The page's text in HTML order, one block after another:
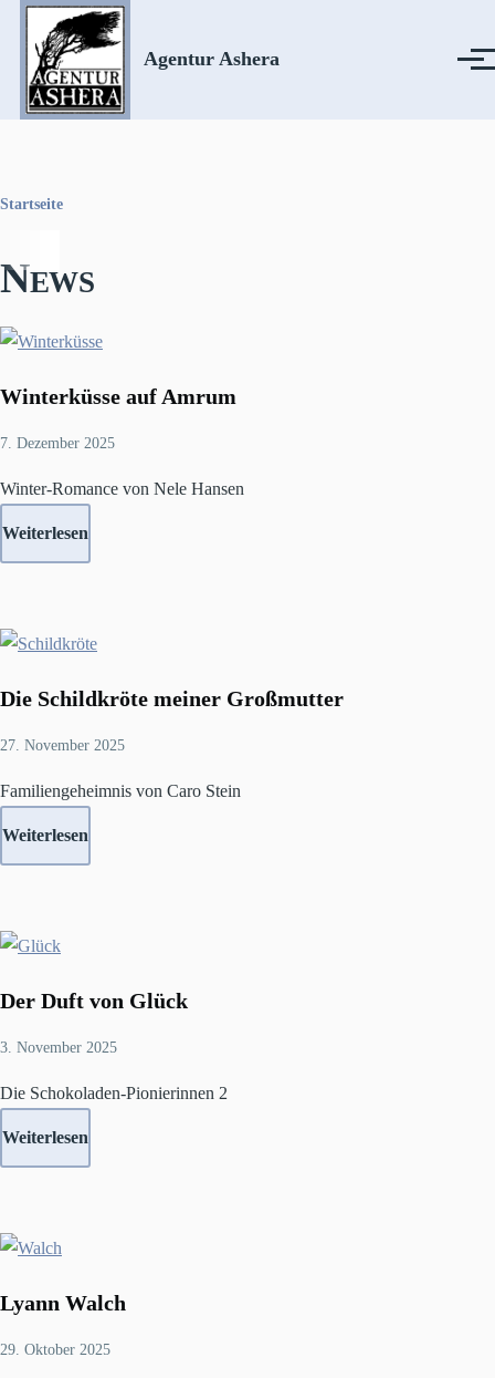
Direkt zum Inhalt
Agentur Ashera Menü
Startseite
News
Winterküsse auf Amrum
7. Dezember 2025
Winter-Romance von Nele Hansen
Weiterlesen
Die Schildkröte meiner Großmutter
27. November 2025
Familiengeheimnis von Caro Stein
Weiterlesen
Der Duft von Glück
3. November 2025
Die Schokoladen-Pionierinnen 2
Weiterlesen
Lyann Walch
29. Oktober 2025